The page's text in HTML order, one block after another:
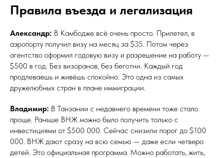
Правила въезда и легализация
Александр: В Камбодже всё очень просто. Прилетел, в
аэропорту получил визу на месяц за $35. Потом через
агентство оформил годовую визу и разрешение на работу —
$500 в год. Без визоранов, без беготни. Каждый год
продлеваешь и живёшь спокойно. Это одна из самых
дружелюбных стран в плане иммиграции.
Владимир: В Танзании с недавнего времени тоже стало
проще. Раньше ВНЖ можно было получить только с
инвестициями от $500 000. Сейчас снизили порог до $100
000. ВНЖ дают сразу на всю семью — даже если четверо
детей. Это официальная программа. Можно работать, жить,